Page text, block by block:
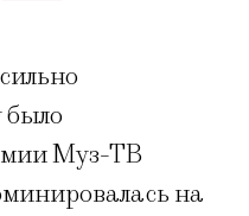
было
Муз-ТВ
на